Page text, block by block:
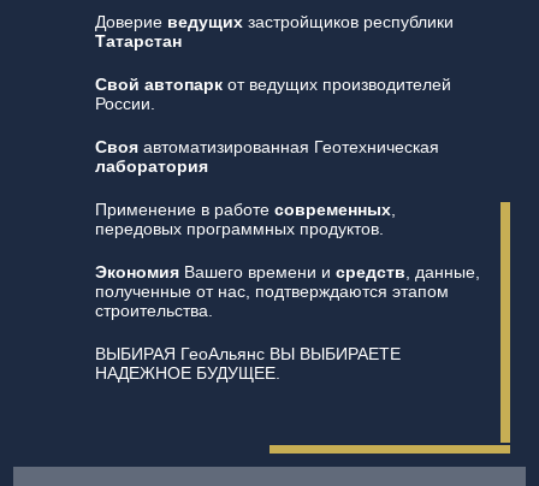
Доверие ведущихзастройщиков республики
Татарстан
Свой автопаркот ведущих производителей
России.
Свояавтоматизированная Геотехническая
лаборатория
Применение в работе современных,
передовых программных продуктов.
ЭкономияВашего времени и средств , данные,
полученные от нас, подтверждаются этапом
строительства.
ВЫБИРАЯ ГеоАльянс ВЫ ВЫБИРАЕТЕ
НАДЕЖНОЕ БУДУЩЕЕ.